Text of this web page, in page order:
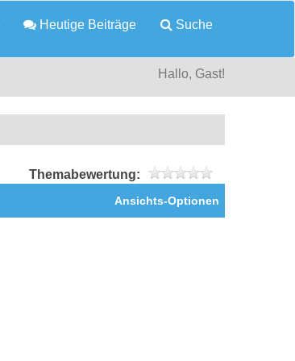
Heutige Beiträge Suche
Hallo, Gast!
Themabewertung:
Ansichts-Optionen